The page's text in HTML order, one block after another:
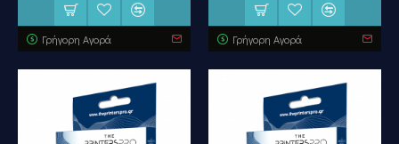
Γρήγορη Αγορά Γρήγορη Αγορά